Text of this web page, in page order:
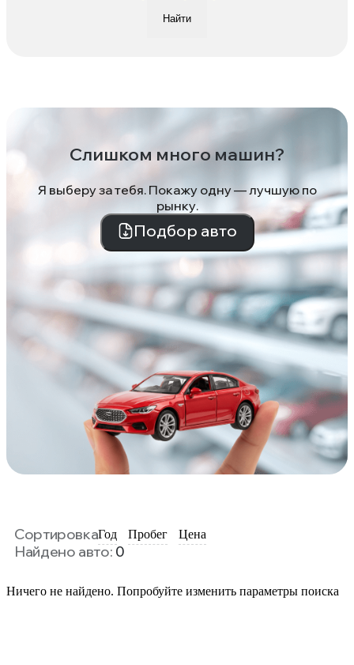
Найти
Слишком много машин?
Я выберу за тебя. Покажу одну — лучшую по
рынку.
Подбор авто
СортировкаГод Пробег Цена
Найдено авто: 0
Ничего не найдено. Попробуйте изменить параметры поиска